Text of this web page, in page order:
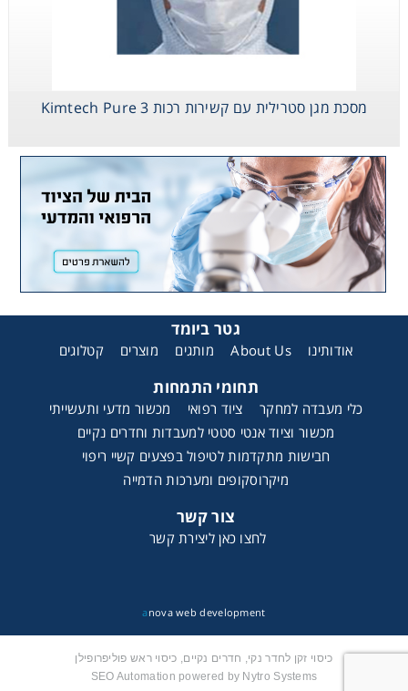
מסכת מגן סטרילית עם קשירות רכות Kimtech Pure 3
גטר ביומד
אודותינו About Us מותגים מוצרים קטלוגים
תחומי התמחות
כלי מעבדה למחקר ציוד רפואי
מכשור מדעי ותעשייתי
מכשור וציוד אנטי סטטי למעבדות וחדרים נקיים
חבישות מתקדמות לטיפול בפצעים קשיי ריפוי
מיקרוסקופים ומערכות הדמייה
צור קשר
לחצו כאן ליצירת קשר
a nova web development
כיסוי זקן לחדר נקי, חדרים נקיים, כיסוי ראש פוליפרופילן
SEO Automation powered by Nytro Systems